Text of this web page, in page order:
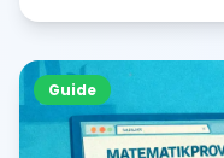
Guide